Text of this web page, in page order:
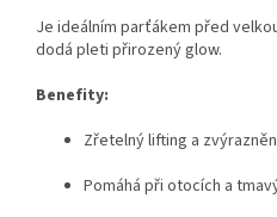
Je ideálním parťákem před
dodá pleti přirozený glow.
Benefity:
Zřetelný lifting a
Pomáhá při otocích a